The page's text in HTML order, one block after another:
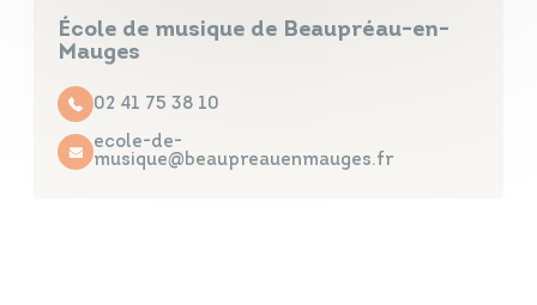
École de musique de Beaupréau-en-
Mauges
02 41 75 38 10
ecole-de-
musique@beaupreauenmauges.fr